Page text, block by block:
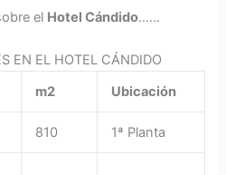
el Hotel Cándido……
EN EL HOTEL CÁNDIDO
m2 Ubicación
810 1ª Planta